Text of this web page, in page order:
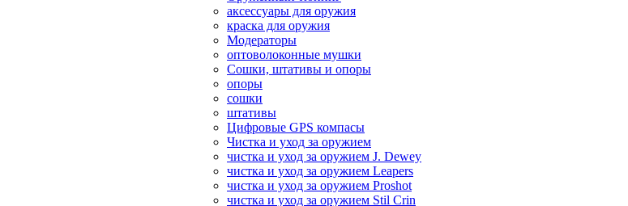
аксессуары для оружия
краска для оружия
Модераторы
оптоволоконные мушки
Сошки, штативы и опоры
опоры
сошки
штативы
Цифровые GPS компасы
Чистка и уход за оружием
чистка и уход за оружием J. Dewey
чистка и уход за оружием Leapers
чистка и уход за оружием Proshot
чистка и уход за оружием Stil Crin